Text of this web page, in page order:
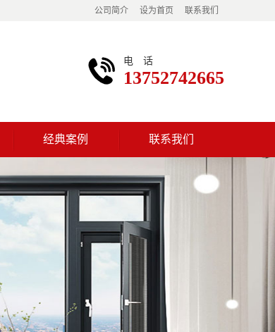
公司简介 设为首页 联系我们
电话
13752742665
经典案例 联系我们